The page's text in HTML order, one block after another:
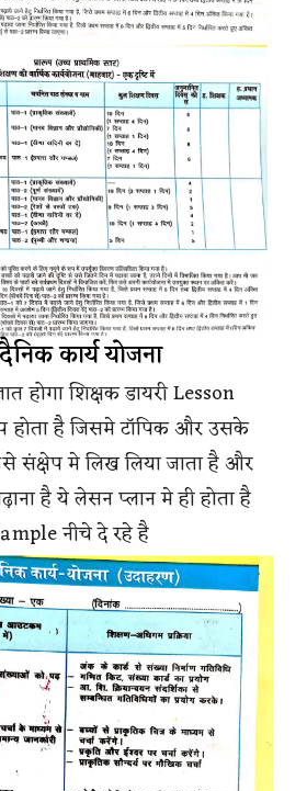
कार्य योजना
होगा शिक्षक डायरी Lesson
होता है जिसमे टॉपिक और उसके
संक्षेप मे लिख लिया जाता है और
है ये लेसन प्लान मे ही होता है
नीचे दे रहे है